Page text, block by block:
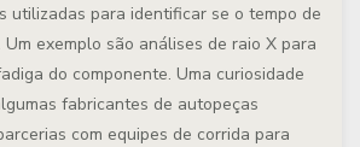
utilizadas para identificar se o tempo de
exemplo são análises de raio X para
do componente. Uma curiosidade
fabricantes de autopeças
com equipes de corrida para